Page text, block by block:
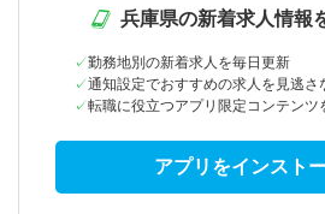
兵庫県の新着求人情報
勤務地別の新着求人を毎日更新
通知設定でおすすめの求人を見逃さ
転職に役立つアプリ限定コンテンツ
アプリをインスト